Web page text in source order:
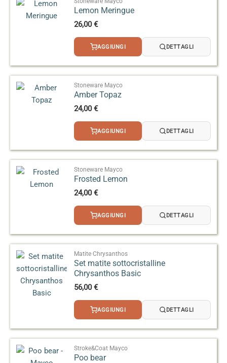
Lemon Meringue
26,00€
AGGIUNGI DETTAGLI
Stoneware Mayco
Amber Topaz
24,00€
AGGIUNGI DETTAGLI
Stoneware Mayco
Frosted Lemon
24,00€
AGGIUNGI DETTAGLI
Matite Chrysanthos
Set matite sottocristalline
Chrysanthos Basic
56,00€
AGGIUNGI DETTAGLI
Stroke&Coat Mayco
Poo bear